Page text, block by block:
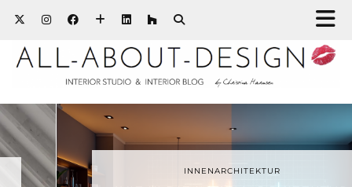
INNENARCHITEKTUR